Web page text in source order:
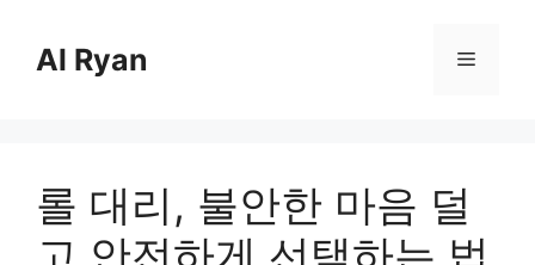
contentAl Ryan Menu
롤 대리, 불안한 마음 덜
고 안전하게 선택하는 법